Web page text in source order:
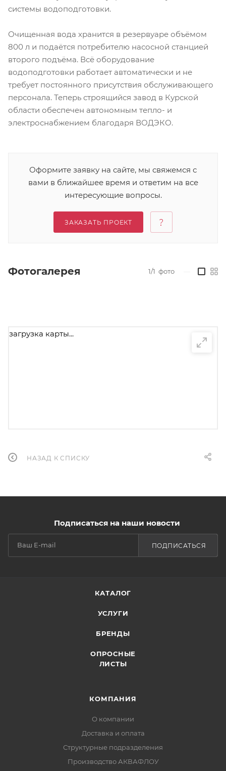
системы водоподготовки.
Очищенная вода хранится в резервуаре объёмом
800 л и подаётся потребителю насосной станцией
второго подъёма. Всё оборудование
водоподготовки работает автоматически и не
требует постоянного присутствия обслуживающего
персонала. Теперь строящийся завод в Курской
области обеспечен автономным тепло- и
электроснабжением благодаря ВОДЭКО.
Оформите заявку на сайте, мы свяжемся с
вами в ближайшее время и ответим на все
интересующие вопросы.
ЗАКАЗАТЬ ПРОЕКТ
Фотогалерея 1/1 фото
загрузка карты...
НАЗАД К СПИСКУ
Подписаться на наши новости
ПОДПИСАТЬСЯ
КАТАЛОГ
УСЛУГИ
БРЕНДЫ
ОПРОСНЫЕ
ЛИСТЫ
КОМПАНИЯ
О компании
Доставка и оплата
Структурные подразделения
Производство АКВАФЛОУ